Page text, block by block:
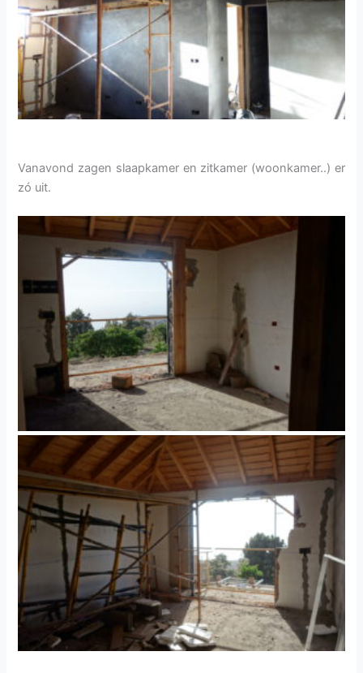
Vanavond zagen slaapkamer en zitkamer (woonkamer..) er
zó uit.